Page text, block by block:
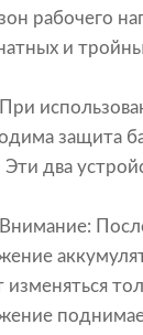
рабочего
и
защита
Эти два